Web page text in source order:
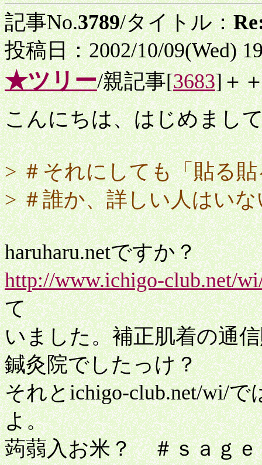
記事No.3789/タイトル：
投稿日：2002/10/09(Wed)
★ツリー/親記事[3683]＋
こんにちは、はじめまし
> ＃それにしても「貼る
> ＃誰か、詳しい人はい
haruharu.netですか？
http://www.ichigo-club.net/
て
いました。補正肌着の通
鍼灸院でしたっけ？
それとichigo-club.net/wi/
よ。
蒟蒻入お米？ ＃ｓａｇｅ